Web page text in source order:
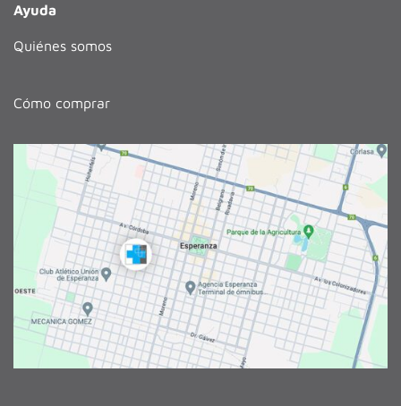
Ayuda
Quiénes somos
Cómo comprar